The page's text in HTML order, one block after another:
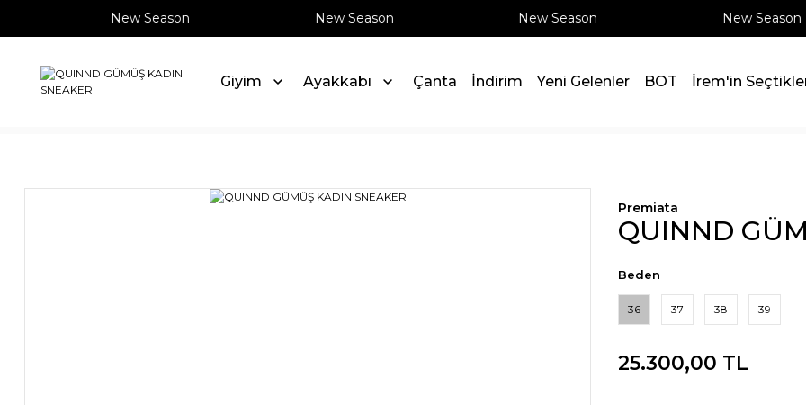
New Season New Season New Season New Season
Giyim Ayakkabı Çanta İndirim Yeni Gelenler BOT İrem'in
Premiata
QUINND
Beden
36 37 38 39
25.300,00 TL